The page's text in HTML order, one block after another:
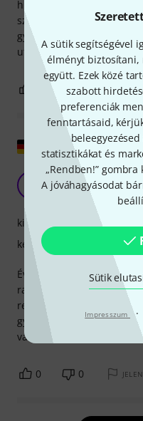
A sütik segítségével
élményt biztosítani,
együtt. Ezek közé
szabott
preferenciák
fenntartásaid,
statisztikákat és
„Rendben!” gombra
A jóváhagyásodat
Sütik
Impresszum ·
húrokat, a tónus erős lesz
szépen porzik és hasznos
gyanta felett.Ez
után becsomagolva a
0
Eredeti
Első osztályú
F.
Évek óta használom a
ragad és remekül szól a
rendkívül gazdaságos és
gyorsan, mint az olcsóbb
vásárolni.
kivitelezés
kezelhetőség
0 0